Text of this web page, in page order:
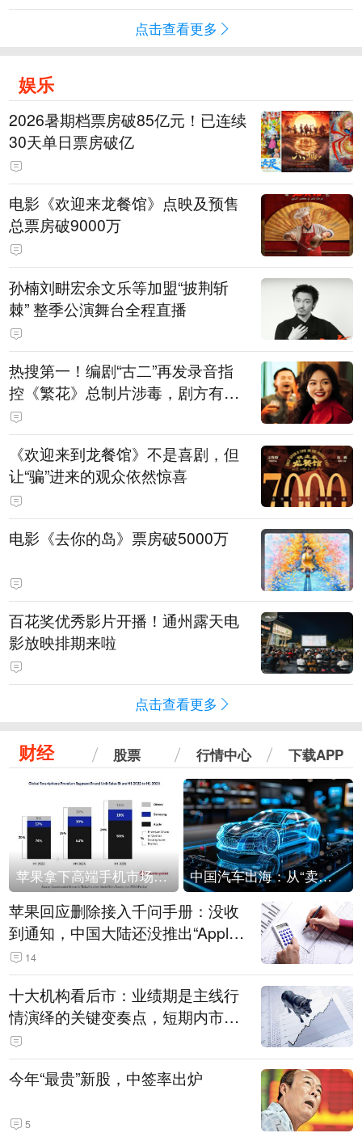
点击查看更多
娱乐
2026暑期档票房破85亿元！已连续
30天单日票房破亿
电影《欢迎来龙餐馆》点映及预售
总票房破9000万
孙楠刘畊宏余文乐等加盟“披荆斩
棘” 整季公演舞台全程直播
热搜第一！编剧“古二”再发录音指
控《繁花》总制片涉毒，剧方有税
务问题，录音中王家卫称“一点够
了，要不然又要出事”
《欢迎来到龙餐馆》不是喜剧，但
让“骗”进来的观众依然惊喜
电影《去你的岛》票房破5000万
百花奖优秀影片开播！通州露天电
影放映排期来啦
点击查看更多
财经 股票 行情中心 下载APP
苹果拿下高端手机市场65%的份额：iPhone 17系列功不可没 中国汽车出海：从“卖出去”到“走进去”
苹果回应删除接入千问手册：没收
到通知，中国大陆还没推出“Apple
智能使用千问”功能
14
十大机构看后市：业绩期是主线行
情演绎的关键变奏点，短期内市场
或继续反弹，关注三条业绩主线
今年“最贵”新股，中签率出炉
5